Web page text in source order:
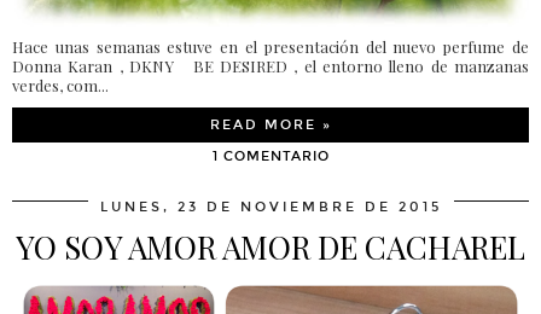
Hace unas semanas estuve en el presentación del nuevo perfume de
Donna Karan , DKNY BE DESIRED , el entorno lleno de manzanas
verdes, com...
READ MORE »
1 COMENTARIO
LUNES, 23 DE NOVIEMBRE DE 2015
YO SOY AMOR AMOR DE CACHAREL